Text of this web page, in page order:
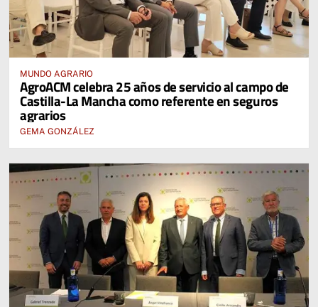
MUNDO AGRARIO
AgroACM celebra 25 años de servicio al campo de
Castilla-La Mancha como referente en seguros
agrarios
GEMA GONZÁLEZ